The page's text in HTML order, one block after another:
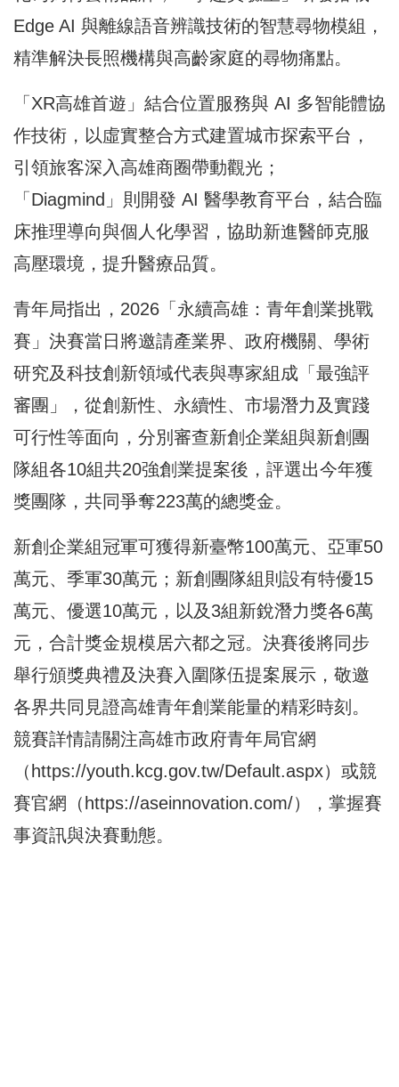
Edge AI 與離線語音辨識技術的智慧尋物模組，
精準解決長照機構與高齡家庭的尋物痛點。
「XR高雄首遊」結合位置服務與 AI 多智能體協
作技術，以虛實整合方式建置城市探索平台，
引領旅客深入高雄商圈帶動觀光；
「Diagmind」則開發 AI 醫學教育平台，結合臨
床推理導向與個人化學習，協助新進醫師克服
高壓環境，提升醫療品質。
青年局指出，2026「永續高雄：青年創業挑戰
賽」決賽當日將邀請產業界、政府機關、學術
研究及科技創新領域代表與專家組成「最強評
審團」，從創新性、永續性、市場潛力及實踐
可行性等面向，分別審查新創企業組與新創團
隊組各10組共20強創業提案後，評選出今年獲
獎團隊，共同爭奪223萬的總獎金。
新創企業組冠軍可獲得新臺幣100萬元、亞軍50
萬元、季軍30萬元；新創團隊組則設有特優15
萬元、優選10萬元，以及3組新銳潛力獎各6萬
元，合計獎金規模居六都之冠。決賽後將同步
舉行頒獎典禮及決賽入圍隊伍提案展示，敬邀
各界共同見證高雄青年創業能量的精彩時刻。
競賽詳情請關注高雄市政府青年局官網
（https://youth.kcg.gov.tw/Default.aspx）或競
賽官網（https://aseinnovation.com/），掌握賽
事資訊與決賽動態。